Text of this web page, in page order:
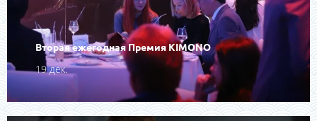
Вторая ежегодная Премия KIMONO
19 дек.